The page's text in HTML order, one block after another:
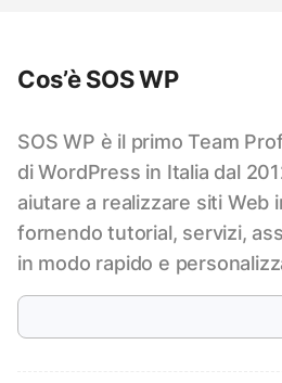
Cos’è SOS WP
SOS WP è il primo Team
di WordPress in Italia dal
aiutare a realizzare siti Web
fornendo tutorial, servizi,
in modo rapido e